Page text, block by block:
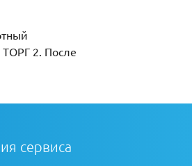
ТОРГ 2. После
сервиса